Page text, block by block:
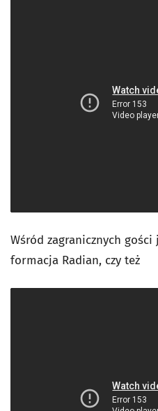
Wśród zagranicznych
formacja Radian, czy też